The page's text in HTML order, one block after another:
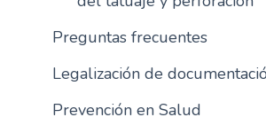
Preguntas frecuentes
Legalización de
Prevención en Salud